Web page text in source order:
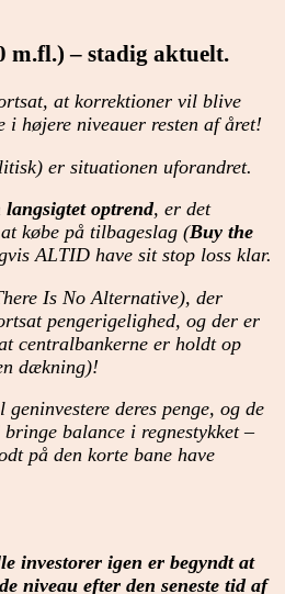
m.fl.) – stadig aktuelt.
at korrektioner vil blive
i højere niveauer resten af året!
er situationen uforandret.
langsigtet optrend, er det
købe på tilbageslag (Buy the
ALTID have sit stop loss klar.
Is No Alternative), der
pengerigelighed, og der er
centralbankerne er holdt op
dækning)!
deres penge, og de
balance i regnestykket –
på den korte bane have
investorer igen er begyndt at
niveau efter den seneste tid af